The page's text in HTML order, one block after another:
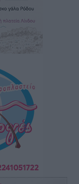
σαν ταινία
της Χαρούλας
οδήγησαν στο
21 Αυγούστου
Ρόδου